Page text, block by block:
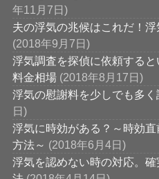
年11月7日)
夫の浮気の兆候はこれだ！
(2018年9月7日)
浮気調査を探偵に依頼する
料金相場 (2018年8月17日)
浮気の慰謝料を少しでも多
日)
浮気に時効がある？～時効
方法～ (2018年6月4日)
浮気を認めない時の対応。